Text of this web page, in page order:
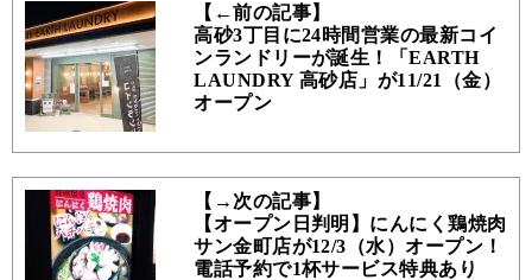
【←前の記事】
高砂3丁目に24時間営業の最新コイ
ンランドリーが誕生！「EARTH
LAUNDRY 高砂店」が11/21（金）
オープン
【→次の記事】
【オープン日判明】にんにく鶏焼肉
サン金町店が12/3（水）オープン！
電話予約で1杯サービス特典あり